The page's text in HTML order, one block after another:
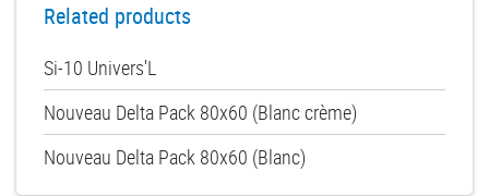
Related products
Si-10 Univers'L
Nouveau Delta Pack 80x60 (Blanc crème)
Nouveau Delta Pack 80x60 (Blanc)